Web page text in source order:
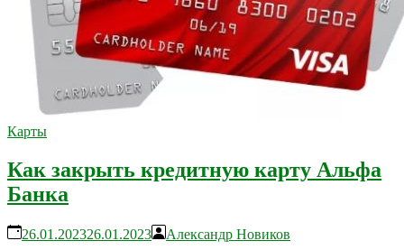
Карты
Как закрыть кредитную карту Альфа
Банка
26.01.202326.01.2023
Александр Новиков